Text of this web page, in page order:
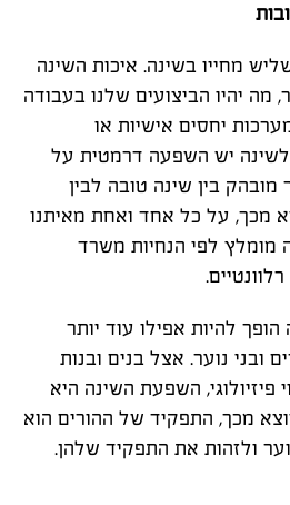
מחייו בשינה. איכות השינה
מה יהיו הביצועים שלנו בעבודה
יחסים אישיות או
יש השפעה דרמטית על
בין שינה טובה לבין
מכך, על כל אחד ואחת מאיתנו
מומלץ לפי הנחיות משרד
להיות אפילו עוד יותר
ובני נוער. אצל בנים ובנות
השפעת השינה היא
מכך, התפקיד של ההורים הוא
ולזהות את התפקיד שלהן.